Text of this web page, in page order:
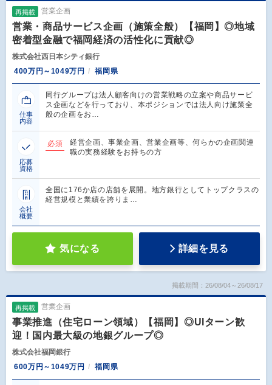
再掲載 営業企画
営業・商品サービス企画（施策全般）【福岡】◎地域
密着型金融で福岡経済の活性化に貢献◎
株式会社西日本シティ銀行
400万円～1049万円
福岡県
仕事
内容
同行グループは法人顧客向けの営業戦略の立案や商品サービ
ス企画などを行っており、本ポジションでは法人向け施策全
般の企画をお…
応募
資格
必須
経営企画、事業企画、営業企画等、何らかの企画関連
職の実務経験をお持ちの方
会社
概要
全国に176か店の店舗を展開。地方銀行としてトップクラスの
経営規模と業績を誇りま…
気になる 詳細を見る
掲載期間：26/08/04～26/08/17
再掲載 営業企画
事業推進（住宅ローン領域）【福岡】◎UIターン歓
迎！国内最大級の地銀グループ◎
株式会社福岡銀行
600万円～1049万円
福岡県